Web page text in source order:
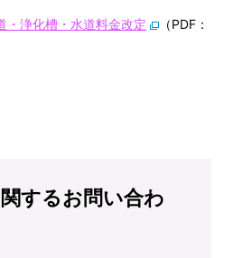
・浄化槽・水道料金改定
（PDF：
するお問い合わ